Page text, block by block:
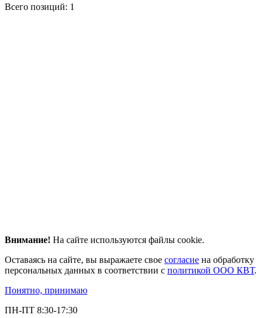
Всего позиций: 1
Внимание! На сайте используются файлы cookie.
Оставаясь на сайте, вы выражаете свое согласие на обработку
персональных данных в соответствии с политикой ООО КВТ.
Понятно, принимаю
ПН-ПТ 8:30-17:30